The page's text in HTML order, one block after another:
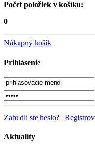
Počet položiek v košíku:
0
Nákupný košík
Prihlásenie
Zabudli ste heslo? |
Aktuality